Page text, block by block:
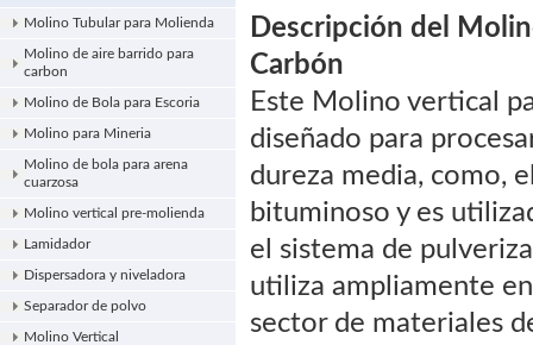
Molino Tubular para Molienda
Molino de aire barrido para
carbon
Molino de Bola para Escoria
Molino para Mineria
Molino de bola para arena
cuarzosa
Molino vertical pre-molienda
Lamidador
Dispersadora y niveladora
Separador de polvo
Molino Vertical
Descripción del
Carbón
Este Molino vertical
diseñado para
dureza media, como,
bituminoso y es
el sistema de
utiliza ampliamente
sector de materiales